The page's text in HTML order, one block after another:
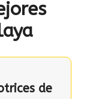
de